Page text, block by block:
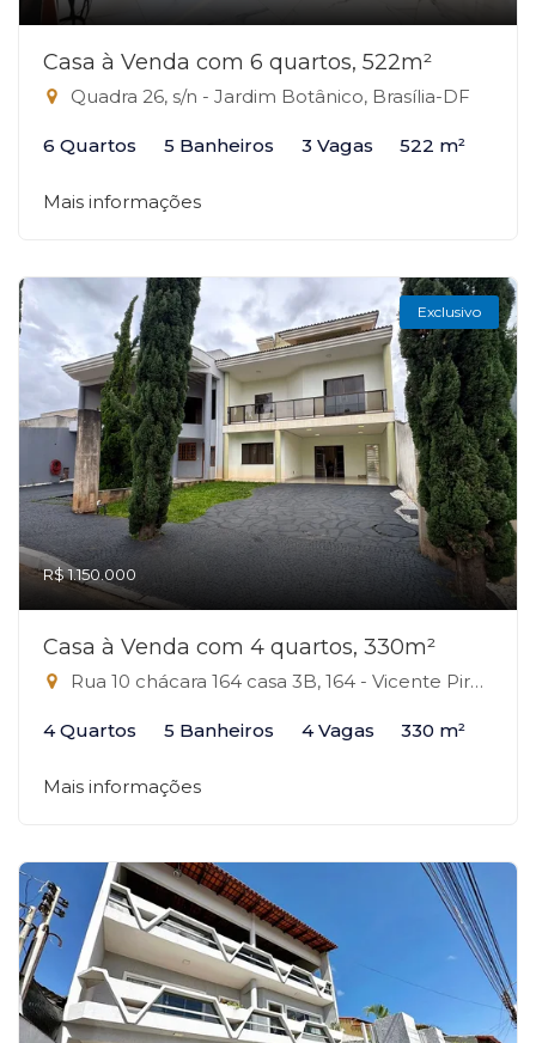
Casa à Venda com 6 quartos, 522m²
Quadra 26, s/n - Jardim Botânico, Brasília-DF
6 Quartos 5 Banheiros 3 Vagas 522 m²
Mais informações
Exclusivo
R$ 1.150.000
Casa à Venda com 4 quartos, 330m²
Rua 10 chácara 164 casa 3B, 164 - Vicente Pires, Vicente Pires-DF
4 Quartos 5 Banheiros 4 Vagas 330 m²
Mais informações